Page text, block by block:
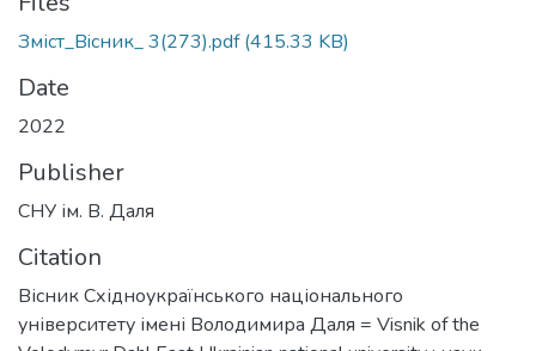
Зміст_Вiсник_ 3(273).pdf(415.33 KB)
Date
2022
Publisher
СНУ ім. В. Даля
Citation
Вісник Східноукраїнського національного
університету імені Володимира Даля = Visnik of the